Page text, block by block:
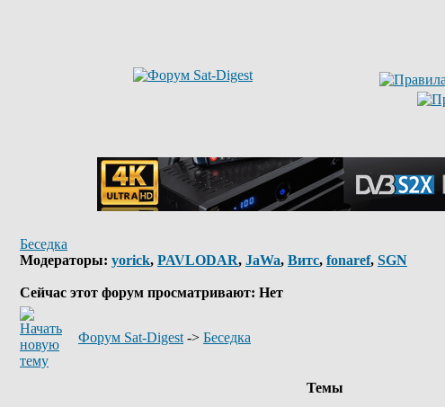
Беседка
Модераторы: yorick, PAVLODAR, JaWa, Витс, fonaref, SGN
Сейчас этот форум просматривают: Нет
Форум Sat-Digest -> Беседка
Темы